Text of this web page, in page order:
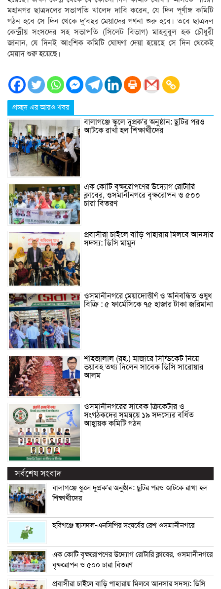
মহানগর ছাত্রদলের সভাপতি খালেদ দাবি করেন, যে দিন পূর্ণাঙ্গ কমিটি
গঠন হবে সে দিন থেকে দু’বছর মেয়াদের গণনা শুরু হবে। তবে ছাত্রদল
কেন্দ্রীয় সংসদের সহ সভাপতি (সিলেট বিভাগ) মাহবুবুল হক চৌধুরী
জানান, যে দিনই আংশিক কমিটি ঘোষণা দেয়া হয়েছে সে দিন থেকেই
মেয়াদ শুরু হয়েছে।
প্রচ্ছদ এর আরও খবর
বালাগঞ্জে স্কুলে দুপ্রক’র অনুষ্ঠান: ছুটির পরও
আটকে রাখা হল শিক্ষার্থীদের
এক কোটি বৃক্ষরোপণের উদ্যোগ রোটারি
ক্লাবের, ওসমানীনগরে বৃক্ষরোপন ও ৫০০
চারা বিতরণ
প্রবাসীরা চাইলে বাড়ি পাহারায় মিলবে আনসার
সদস্য: ডিসি মামুন
ওসমানীনগরে মেয়াদোত্তীর্ণ ও অনিবন্ধিত ওষুধ
বিক্রি : ৫ ফার্মেসিকে ৭৫ হাজার টাকা জরিমানা
শাহজালাল (রহ.) মাজারে সিন্ডিকেট নিয়ে
ভয়াবহ তথ্য দিলেন সাবেক ডিসি সারোয়ার
আলম
ওসমানীনগরের সাবেক ক্রিকেটার ও
সংগঠকদের সমন্বয়ে ১৯ সদস্যের বর্ধিত
আহ্বায়ক কমিটি গঠন
সর্বশেষ সংবাদ
বালাগঞ্জে স্কুলে দুপ্রক’র অনুষ্ঠান: ছুটির পরও আটকে রাখা হল
শিক্ষার্থীদের
হবিগঞ্জে ছাত্রদল-এনসিপির সংঘর্ষের রেশ ওসমানীনগরে
এক কোটি বৃক্ষরোপণের উদ্যোগ রোটারি ক্লাবের, ওসমানীনগরে
বৃক্ষরোপন ও ৫০০ চারা বিতরণ
প্রবাসীরা চাইলে বাড়ি পাহারায় মিলবে আনসার সদস্য: ডিসি